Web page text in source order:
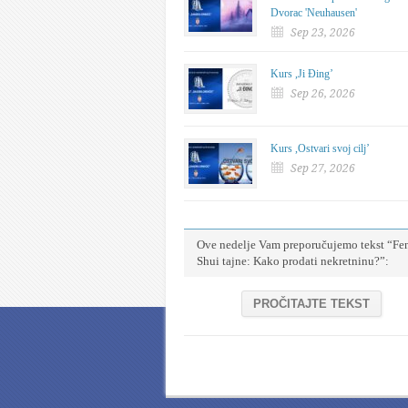
Dvorac 'Neuhausen'
Sep 23, 2026
Kurs ,Ji Đing’
Sep 26, 2026
Kurs ,Ostvari svoj cilj’
Sep 27, 2026
Ove nedelje Vam preporučujemo tekst
Shui tajne: Kako prodati nekretninu?”:
PROČITAJTE TEKST